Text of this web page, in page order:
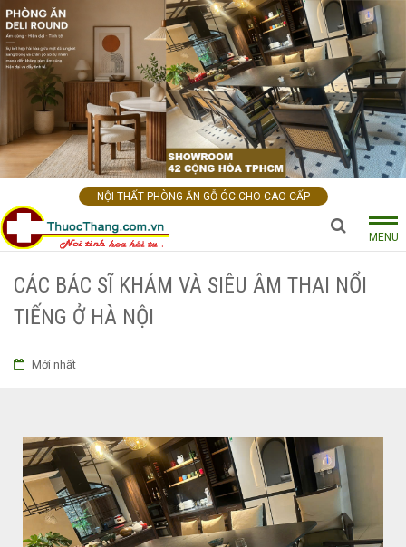
NỘI THẤT PHÒNG ĂN GỖ ÓC CHO CAO CẤP
MENU
CÁC BÁC SĨ KHÁM VÀ SIÊU ÂM THAI NỔI
TIẾNG Ở HÀ NỘI
Mới nhất